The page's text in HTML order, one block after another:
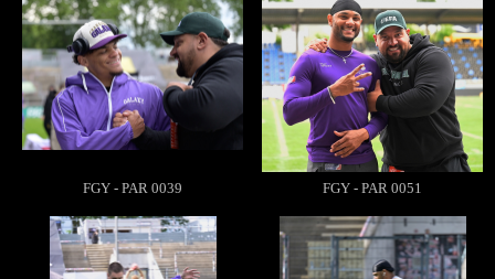
FGY - PAR 0039 FGY - PAR 0051